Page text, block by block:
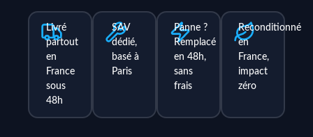
Livré
partout
en
France
sous
48h
SAV
dédié,
basé à
Paris
Panne ?
Remplacé
en 48h,
sans
frais
Reconditionné
en
France,
impact
zéro